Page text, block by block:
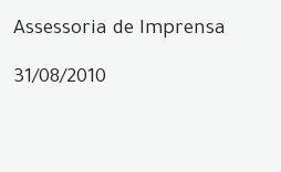
Assessoria de Imprensa
31/08/2010